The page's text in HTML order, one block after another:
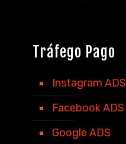
Tráfego Pago
Instagram ADS
Facebook ADS
Google ADS